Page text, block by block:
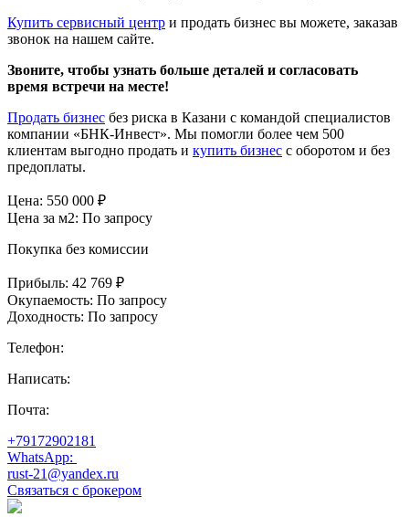
Купить сервисный центр и продать бизнес вы можете, заказав
звонок на нашем сайте.
Звоните, чтобы узнать больше деталей и согласовать
время встречи на месте!
Продать бизнес без риска в Казани с командой специалистов
компании «БНК-Инвест». Мы помогли более чем 500
клиентам выгодно продать и купить бизнес с оборотом и без
предоплаты.
Цена: 550 000 ₽
Цена за м2: По запросу
Покупка без комиссии
Прибыль: 42 769 ₽
Окупаемость: По запросу
Доходность: По запросу
Телефон:
Написать:
Почта:
+79172902181
WhatsApp:
rust-21@yandex.ru
Связаться с брокером